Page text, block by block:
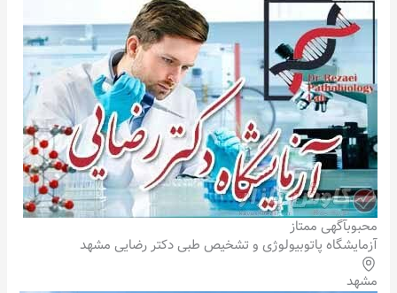
محبوبآگهی ممتاز
آزمایشگاه پاتوبیولوژی و تشخیص طبی دکتر رضایی مشهد
مشهد